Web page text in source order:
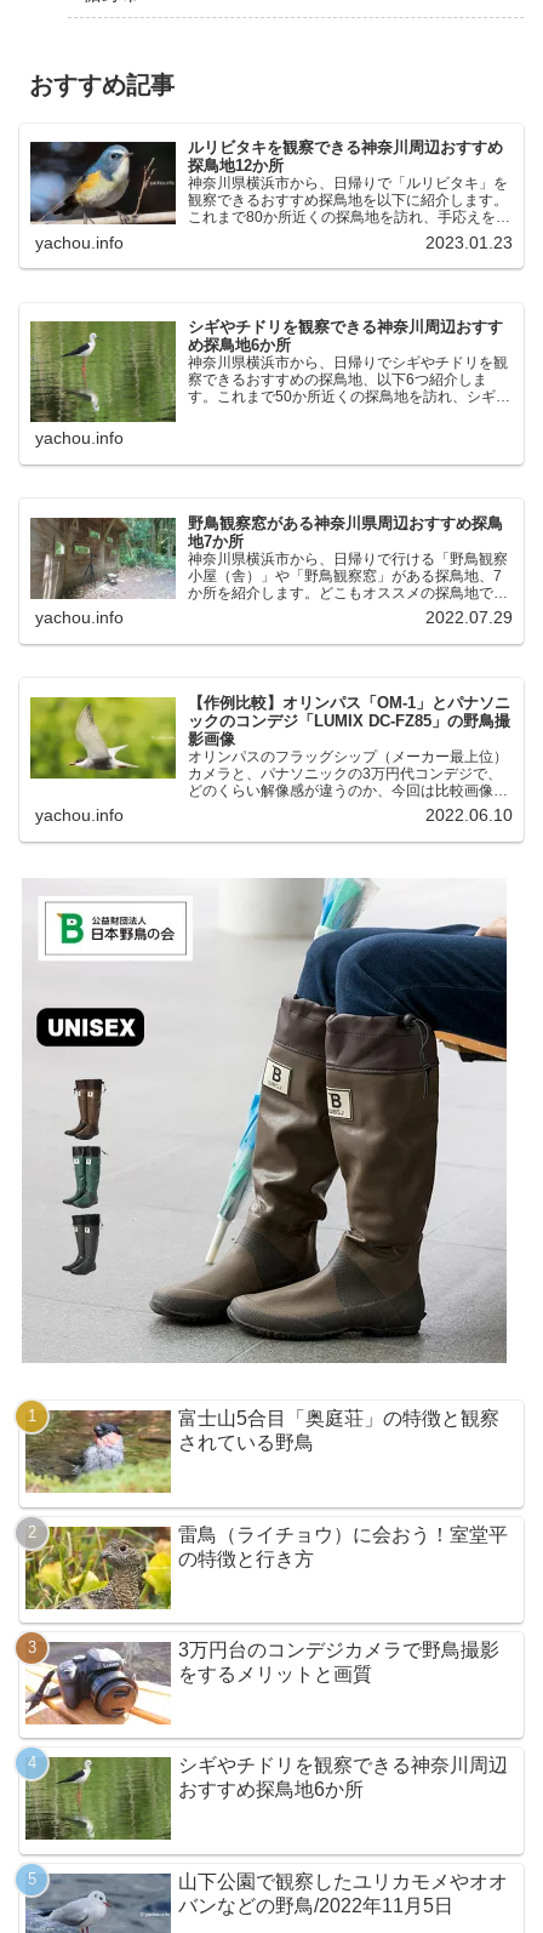
おすすめ記事
ルリビタキを観察できる神奈川周辺おすすめ
探鳥地12か所
神奈川県横浜市から、日帰りで「ルリビタキ」を
観察できるおすすめ探鳥地を以下に紹介します。
これまで80か所近くの探鳥地を訪れ、手応えを感
じた場所です。以下、★ が多いほど観察しやす
く、出現頻度が高いと感じた場所です。 北本自然
観察公園：埼玉県...
yachou.info 2023.01.23
シギやチドリを観察できる神奈川周辺おすす
め探鳥地6か所
神奈川県横浜市から、日帰りでシギやチドリを観
察できるおすすめの探鳥地、以下6つ紹介しま
す。これまで50か所近くの探鳥地を訪れ、シギや
yachou.info
野鳥観察窓がある神奈川県周辺おすすめ探鳥
地7か所
神奈川県横浜市から、日帰りで行ける「野鳥観察
小屋（舎）」や「野鳥観察窓」がある探鳥地、7
か所を紹介します。どこもオススメの探鳥地で
す。実際に訪れてみると、野山にいる野鳥、海や
湖にいる野鳥それぞれ違う観察になりました。街
中にあり、電車で行ける...
yachou.info 2022.07.29
【作例比較】オリンパス「OM-1」とパナソニ
ックのコンデジ「LUMIX DC-FZ85」の野鳥撮
影画像
オリンパスのフラッグシップ（メーカー最上位）
カメラと、パナソニックの3万円代コンデジで、
どのくらい解像感が違うのか、今回は比較画像を
紹介します。私はコンデジを愛用しているのです
が、相棒がオリンパス「OM-1」を使い始めたと
ころ、同じ被写体で...
yachou.info 2022.06.10
富士山5合目「奥庭荘」の特徴と観察
されている野鳥
雷鳥（ライチョウ）に会おう！室堂平
の特徴と行き方
3万円台のコンデジカメラで野鳥撮影
をするメリットと画質
シギやチドリを観察できる神奈川周辺
おすすめ探鳥地6か所
山下公園で観察したユリカモメやオオ
バンなどの野鳥/2022年11月5日